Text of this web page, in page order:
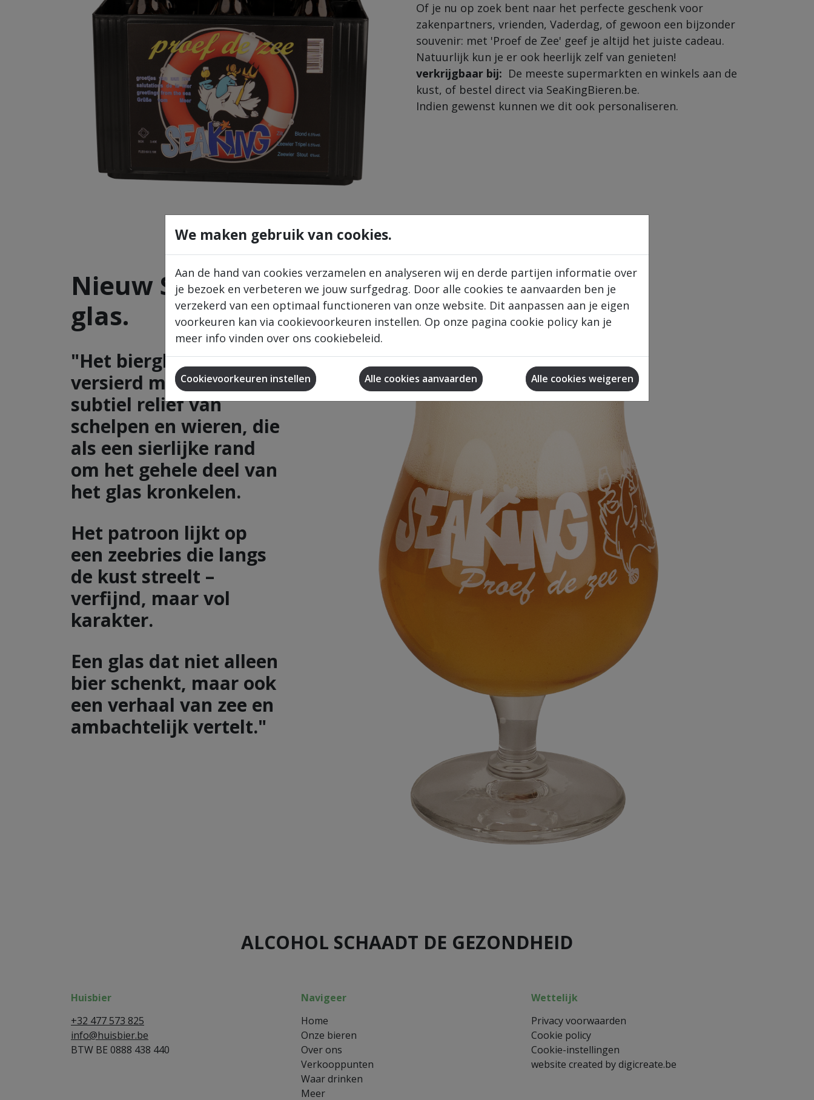
Of je nu op zoek bent naar het perfecte geschenk voor
zakenpartners, vrienden, Vaderdag, of gewoon een bijzonder
souvenir: met 'Proef de Zee' geef je altijd het juiste cadeau.
Natuurlijk kun je er ook heerlijk zelf van genieten!
verkrijgbaar bij: De meeste supermarkten en winkels aan de
kust, of bestel direct via SeaKingBieren.be.
Indien gewenst kunnen we dit ook personaliseren.
Nieuw SeaKing
glas.
"Het bierglas is
versierd met een
subtiel reliëf van
schelpen en wieren, die
als een sierlijke rand
om het gehele deel van
het glas kronkelen.
Het patroon lijkt op
een zeebries die langs
de kust streelt –
verfijnd, maar vol
karakter.
Een glas dat niet alleen
bier schenkt, maar ook
een verhaal van zee en
ambachtelijk vertelt."
ALCOHOL SCHAADT DE GEZONDHEID
Huisbier
+32 477 573 825
info@huisbier.be
BTW BE 0888 438 440
Navigeer
Home
Onze bieren
Over ons
Verkooppunten
Waar drinken
Meer
Wettelijk
Privacy voorwaarden
Cookie policy
Cookie-instellingen
website created by digicreate.be
We maken gebruik van cookies.
Aan de hand van cookies verzamelen en analyseren wij en derde partijen informatie over
je bezoek en verbeteren we jouw surfgedrag. Door alle cookies te aanvaarden ben je
verzekerd van een optimaal functioneren van onze website. Dit aanpassen aan je eigen
voorkeuren kan via cookievoorkeuren instellen. Op onze pagina cookie policy kan je
meer info vinden over ons cookiebeleid.
Cookievoorkeuren instellen Alle cookies weigeren